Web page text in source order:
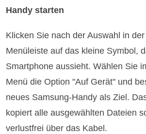
Handy starten
Klicken Sie nach der Auswahl in
Menüleiste auf das kleine Symbol,
Smartphone aussieht. Wählen Sie
Menü die Option "Auf Gerät" und
neues Samsung-Handy als Ziel.
kopiert alle ausgewählten Dateien
verlustfrei über das Kabel.